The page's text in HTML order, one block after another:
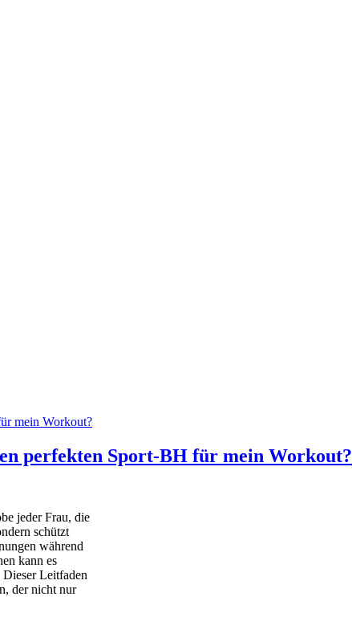
perfekten Sport-BH für mein Workout?
jeder Frau, die
schützt
während
kann es
Leitfaden
der nicht nur